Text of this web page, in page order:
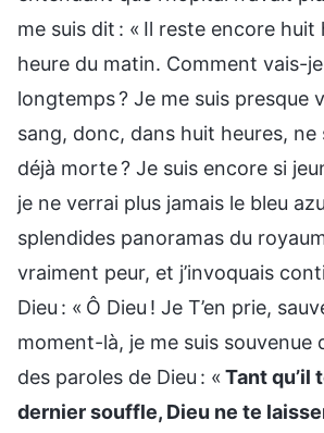
me suis dit : « Il reste encore huit
heure du matin. Comment vais-
longtemps ? Je me suis presque
sang, donc, dans huit heures, ne
déjà morte ? Je suis encore si
je ne verrai plus jamais le bleu
splendides panoramas du
vraiment peur, et j’invoquais
Dieu : « Ô Dieu ! Je T’en prie,
moment-là, je me suis souvenue
des paroles de Dieu : «Tant qu’il
dernier souffle, Dieu ne te